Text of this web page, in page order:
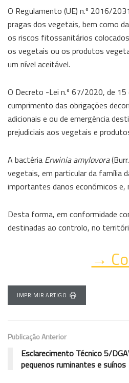
O Regulamento (UE) n.º 2016/
pragas dos vegetais, bem como
os riscos fitossanitários
os vegetais ou os produtos
um nível aceitável.
O Decreto -Lei n.º 67/2020, de
cumprimento das obrigações
adicionais e ou de emergência
prejudiciais aos vegetais e
A bactéria Erwinia amylovora
vegetais, em particular da família
importantes danos económicos e,
Desta forma, em conformidade
destinadas ao controlo, no
→
IMPRIMIR ARTIGO
Publicação Anterior
Esclarecimento Técnico 5/
pequenos ruminantes e suínos